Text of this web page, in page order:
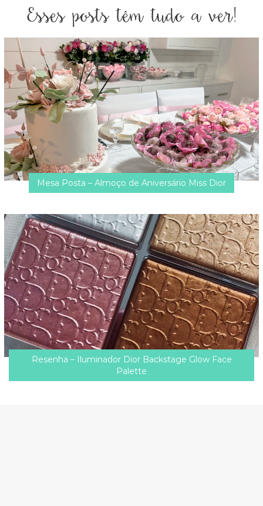
Esses posts têm tudo a ver!
Mesa Posta – Almoço de Aniversário Miss Dior
Resenha – Iluminador Dior Backstage Glow Face
Palette